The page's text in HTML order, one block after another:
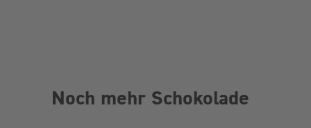
Noch mehr Schokolade